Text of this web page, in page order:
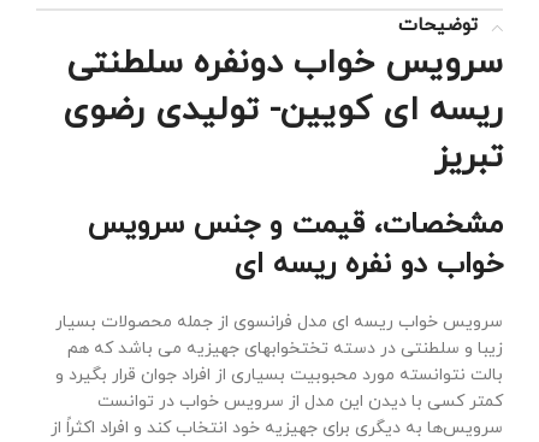
توضیحات
سرویس خواب دونفره سلطنتی
ریسه ای کویین- تولیدی رضوی
تبریز
مشخصات، قیمت و جنس سرویس
خواب دو نفره ریسه ای
سرویس خواب ریسه ای مدل فرانسوی از جمله محصولات بسیار
زیبا و سلطنتی در دسته تختخوابهای جهیزیه می باشد که هم
بالت نتوانسته مورد محبوبیت بسیاری از افراد جوان قرار بگیرد و
کمتر کسی با دیدن این مدل از سرویس خواب در توانست
سرویس‌ها به دیگری برای جهیزیه خود انتخاب کند و افراد اکثراً از